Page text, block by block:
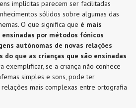
implícitas parecem ser facilitadas
sólidos sobre algumas das
O que significa que é mais
ensinadas por métodos fónicos
autónomas de novas relações
que as crianças que são ensinadas
exemplificar, se a criança não conhece
simples e sons, pode ter
mais complexas entre ortografia